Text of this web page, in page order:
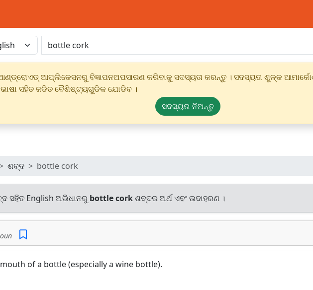
ଆପ୍ଲିକେସନରୁ ବିଜ୍ଞାପନଅପସାରଣ କରିବାକୁ ସଦସ୍ୟତା କରନ୍ତୁ । ସଦସ୍ୟତା ଶୁଳ୍କ
ସହିତ ଜଡିତ ବୈଶିଷ୍ଟ୍ୟଗୁଡିକ ଯୋଡିବ ।
ସଦସ୍ୟତା ନିଅନ୍ତୁ
ଶବ୍ଦ bottle cork
ସହିତ English ଅଭିଧାନରୁ bottle corkଶବ୍ଦର ଅର୍ଥ ଏବଂ ଉଦାହରଣ ।
of a bottle (especially a wine bottle).